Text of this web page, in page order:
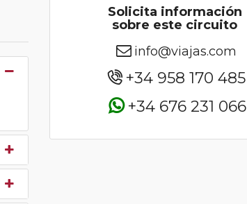
Solicita información
sobre este circuito
info@viajas.com
+34 958 170 485
+34 676 231 066